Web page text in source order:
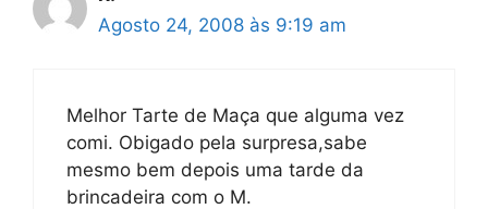
Agosto 24, 2008 às 9:19 am
Melhor Tarte de Maça que alguma vez
comi. Obigado pela surpresa,sabe
mesmo bem depois uma tarde da
brincadeira com o M.